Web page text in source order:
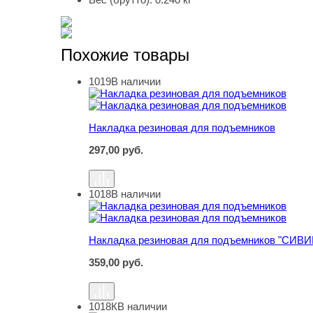
Похожие товары
Накладка резиновая для подъемников
1019В наличии
Накладка резиновая для подъемников
297,00 руб.
Накладка резиновая для подъемников
1018В наличии
Накладка резиновая для подъемников
359,00 руб.
1018КВ наличии